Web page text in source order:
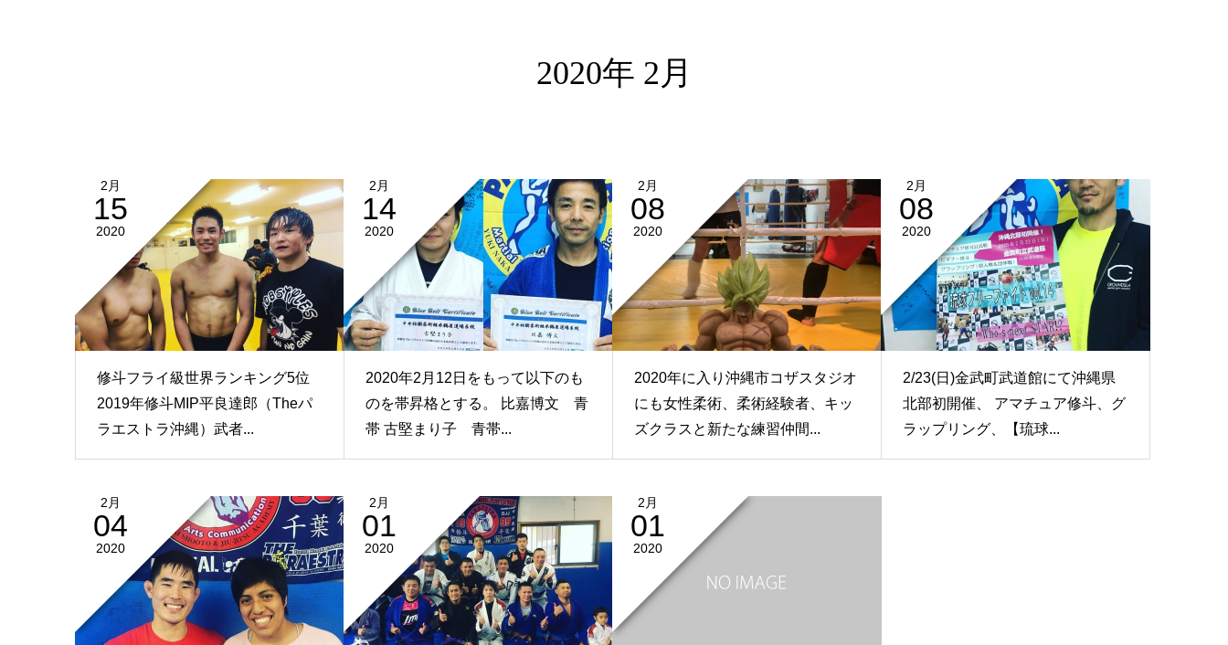
2020年 2月
2月
15
2020
修斗フライ級世界ランキング5位
2019年修斗MIP平良達郎（Theパ
ラエストラ沖縄）武者...
2月
14
2020
2020年2月12日をもって以下のも
のを帯昇格とする。 比嘉博文 青
帯 古堅まり子 青帯...
2月
08
2020
2020年に入り沖縄市コザスタジオ
にも女性柔術、柔術経験者、キッ
ズクラスと新たな練習仲間...
2月
08
2020
2/23(日)金武町武道館にて沖縄県
北部初開催、 アマチュア修斗、グ
ラップリング、【琉球...
2月
04
2020
2月
01
2020
2月
01
2020